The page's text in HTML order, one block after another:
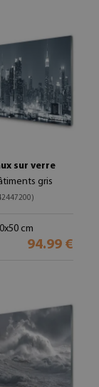
sur verre
gris
cm
94.99 €